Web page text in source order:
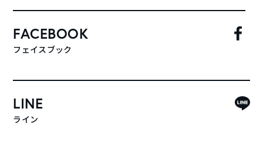
FACEBOOK
フェイスブック
LINE
ライン